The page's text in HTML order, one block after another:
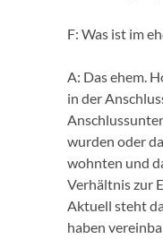
F: Was ist im
A: Das ehem.
in der
wurden oder
wohnten und
Verhältnis zur
Aktuell steht
haben